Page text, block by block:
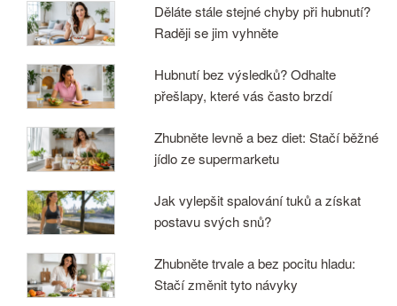
Děláte stále stejné chyby při hubnutí?
Raději se jim vyhněte
Hubnutí bez výsledků? Odhalte
přešlapy, které vás často brzdí
Zhubněte levně a bez diet: Stačí běžné
jídlo ze supermarketu
Jak vylepšit spalování tuků a získat
postavu svých snů?
Zhubněte trvale a bez pocitu hladu:
Stačí změnit tyto návyky